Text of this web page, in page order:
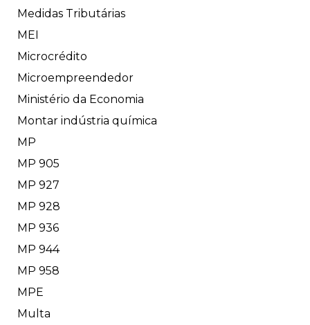
Medidas Tributárias
MEI
Microcrédito
Microempreendedor
Ministério da Economia
Montar indústria química
MP
MP 905
MP 927
MP 928
MP 936
MP 944
MP 958
MPE
Multa